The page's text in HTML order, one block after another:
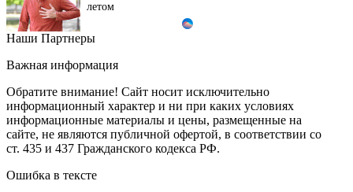
летом
Ролик длится пару
шоке от увиденного
i
Ролик из Омска: вы
будете смеяться долго
Наши Партнеры
Важная информация
Обратите внимание! Сайт носит исключительно
информационный характер и ни при каких условиях
информационные материалы и цены, размещенные на
сайте, не являются публичной офертой, в соответствии со
ст. 435 и 437 Гражданского кодекса РФ.
Ошибка в тексте